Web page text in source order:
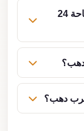
هل خدمة ليموزين برج العرب دهب متاحة 24
دهب؟